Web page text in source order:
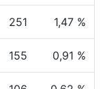
251 1,47 %
155 0,91 %